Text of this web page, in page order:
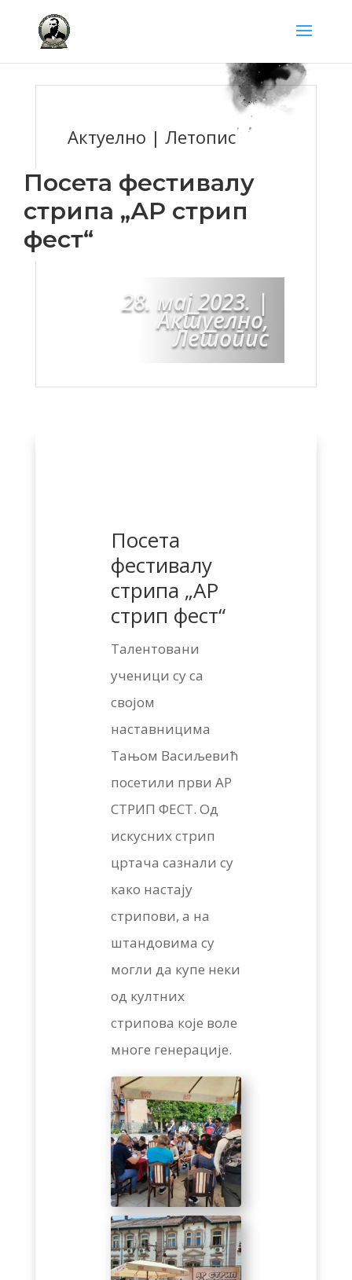
Актуелно | Летопис
Посета фестивалу
стрипа „АР стрип
фест“
28. мај 2023. |
Актуелно,
Летопис
Посета
фестивалу
стрипа „АР
стрип фест“
Талентовани
ученици су са
својом
наставницима
Тањом Васиљевић
посетили први АР
СТРИП ФЕСТ. Од
искусних стрип
цртача сазнали су
како настају
стрипови, а на
штандовима су
могли да купе неки
од култних
стрипова које воле
многе генерације.